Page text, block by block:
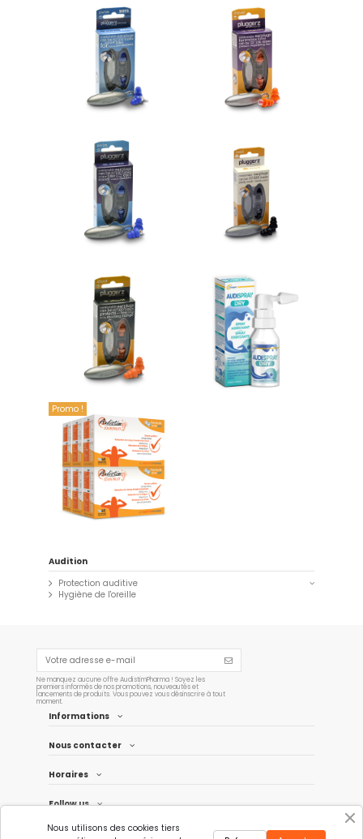
Protection auditive piscine
enfant
14,95 €
Ajouter au panier
Protection auditive voyage
14,95 €
Ajouter au panier
Protection auditive piscine
14,95 €
Ajouter au panier
Protection auditive lecture
14,95 €
Ajouter au panier
Protection auditive chasse et
tir
14,95 €
Ajouter au panier
Audispray Dry - Otite du
baigneur
10,90 €
Ajouter au panier
Promo !
Offre couplée Audistim Jour-
Nuit x6
134,90 €
Ajouter au panier
Audition
Protection auditive
Hygiène de l'oreille
Ne manquez aucune offre AudistimPharma ! Soyez les
premiers informés de nos promotions, nouveautés et
lancements de produits. Vous pouvez vous désinscrire à tout
moment.
Informations
Nous contacter
Horaires
Follow us
Newsletter
Nous utilisons des cookies tiers